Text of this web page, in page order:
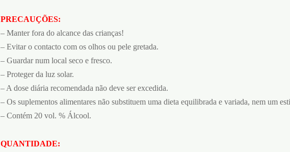
PRECAUÇÕES:
– Manter fora do alcance das crianças!
– Evitar o contacto com os olhos ou pele gretada.
– Guardar num local seco e fresco.
– Proteger da luz solar.
– A dose diária recomendada não deve ser excedida.
– Os suplementos alimentares não substituem uma dieta equilibrada e variada, nem um
– Contém 20 vol. % Álcool.
QUANTIDADE: